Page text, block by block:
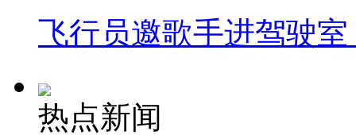
飞行员邀歌手进驾驶
热点新闻